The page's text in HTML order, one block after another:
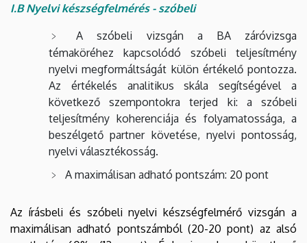
I.BNyelvi készségfelmérés - szóbeli
A szóbeli vizsgán a BA záróvizsga
témaköréhez kapcsolódó szóbeli teljesítmény
nyelvi megformáltságát külön értékelő pontozza.
Az értékelés analitikus skála segítségével a
következő szempontokra terjed ki: a szóbeli
teljesítmény koherenciája és folyamatossága, a
beszélgető partner követése, nyelvi pontosság,
nyelvi választékosság.
A maximálisan adható pontszám: 20 pont
Az írásbeli és szóbeli nyelvi készségfelmérő vizsgán a
maximálisan adható pontszámból (20-20 pont) az alsó